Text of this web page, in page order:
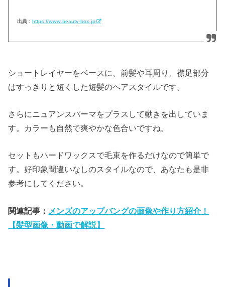
出典：https://www.beauty-box.jp
ショートレイヤーをベースに、前髪や耳周り、襟足部分
はすっきりと短くした短髪のヘアスタイルです。
さらにニュアンスパーマをプラスして動きを出していま
す。カラーも自然で爽やかな色合いですね。
セットもハードワックスで毛束を作るだけなので簡単で
す。好印象間違いなしのスタイルなので、あなたも是非
参考にしてください。
関連記事： メンズのアップバングの画像や作り方紹介！
【髪型画像・動画で解説】